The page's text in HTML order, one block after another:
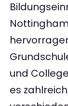
und
es